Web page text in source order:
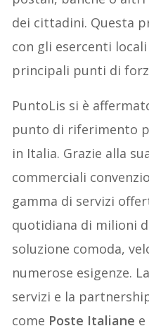
dei cittadini. Questa
con gli esercenti
principali punti di
PuntoLis si è
punto di riferimento
in Italia. Grazie alla
commerciali
gamma di servizi
quotidiana di milioni
soluzione comoda,
numerose esigenze.
servizi e la
come Poste Italiane e